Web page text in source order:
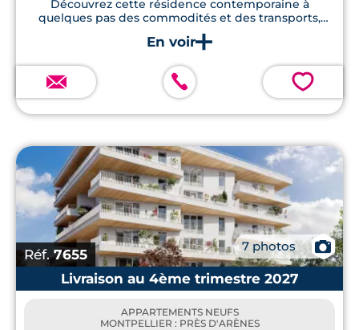
Découvrez cette résidence contemporaine à
quelques pas des commodités et des transports,
avec des logements dernier cri et des panneaux
solaires.
💗
Réf.7655 7 photos
📷
Livraison au 4ème trimestre 2027
APPARTEMENTS NEUFS
MONTPELLIER : PRÈS D'ARÈNES